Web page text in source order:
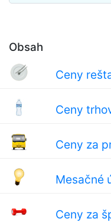
Obsah
Ceny
Ceny
Ceny za
Mesačné
Ceny za